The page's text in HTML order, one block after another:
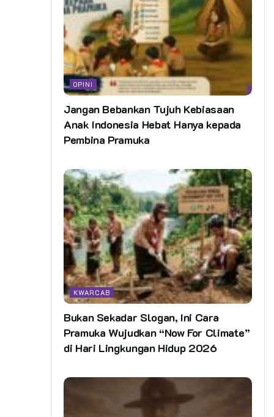
OPINI
Jangan Bebankan Tujuh Kebiasaan
Anak Indonesia Hebat Hanya kepada
Pembina Pramuka
KWARCAB
Bukan Sekadar Slogan, Ini Cara
Pramuka Wujudkan “Now For Climate”
di Hari Lingkungan Hidup 2026